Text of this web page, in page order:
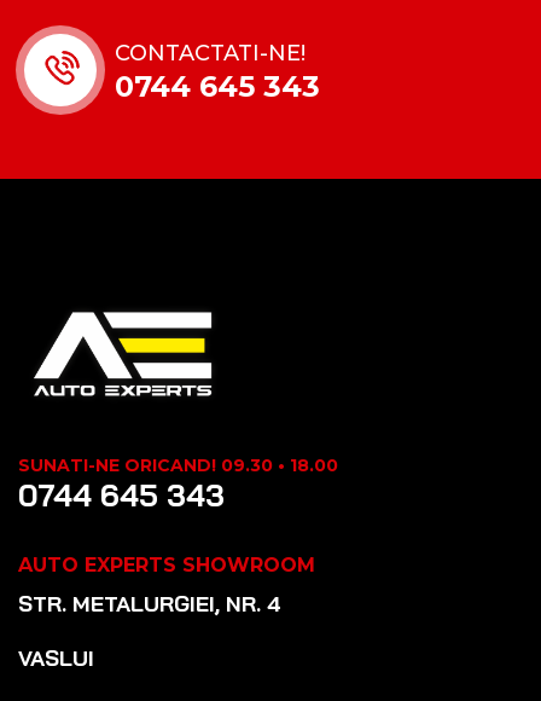
CONTACTATI-NE!
0744 645 343
SUNATI-NE ORICAND! 09.30 • 18.00
0744 645 343
AUTO EXPERTS SHOWROOM
STR. METALURGIEI, NR. 4
VASLUI